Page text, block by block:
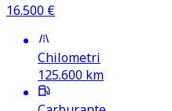
16.500 €
Chilometri
125.600 km